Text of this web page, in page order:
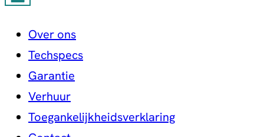
Over ons
Techspecs
Garantie
Verhuur
Toegankelijkheidsverklaring